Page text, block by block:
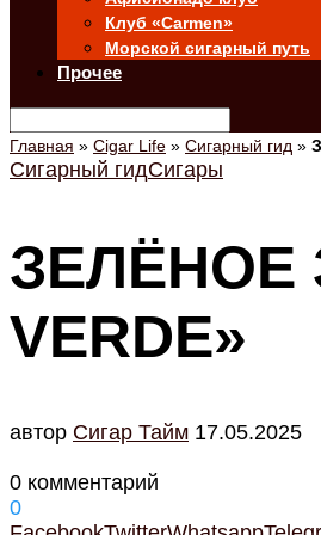
Клуб «Carmen»
Морской сигарный путь
Прочее
Главная » Cigar Life » Сигарный гид »
Сигарный гидСигары
ЗЕЛЁНОЕ
VERDE»
автор Cигар Тайм 17.05.2025
0 комментарий
0